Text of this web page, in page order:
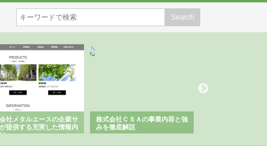
社メタルエースの企業サ
提供する充実した情報内
株式会社ＣＳＡの事業内容と強
みを徹底解説